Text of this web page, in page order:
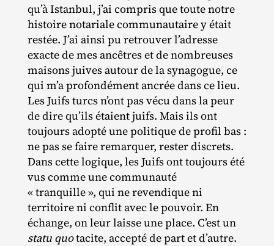
qu’à Istanbul, j’ai compris que toute notre
histoire notariale communautaire y était
restée. J’ai ainsi pu retrouver l’adresse
exacte de mes ancêtres et de nombreuses
maisons juives autour de la synagogue, ce
qui m’a profondément ancrée dans ce lieu.
Les Juifs turcs n’ont pas vécu dans la peur
de dire qu’ils étaient juifs. Mais ils ont
toujours adopté une politique de profil bas :
ne pas se faire remarquer, rester discrets.
Dans cette logique, les Juifs ont toujours été
vus comme une communauté
« tranquille », qui ne revendique ni
territoire ni conflit avec le pouvoir. En
échange, on leur laisse une place. C’est un
statu quotacite, accepté de part et d’autre.